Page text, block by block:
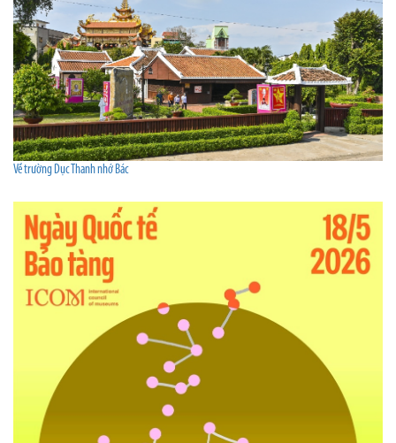
Về trường Dục Thanh nhớ Bác